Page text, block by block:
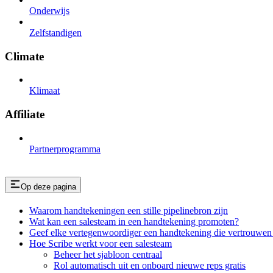
Onderwijs
Zelfstandigen
Climate
Klimaat
Affiliate
Partnerprogramma
Op deze pagina
Waarom handtekeningen een stille pipelinebron zijn
Wat kan een salesteam in een handtekening promoten?
Geef elke vertegenwoordiger een handtekening die
Hoe Scribe werkt voor een salesteam
Beheer het sjabloon centraal
Rol automatisch uit en onboard nieuwe reps gratis